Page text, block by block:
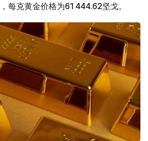
每克黄金价格为61 444.62坚戈。